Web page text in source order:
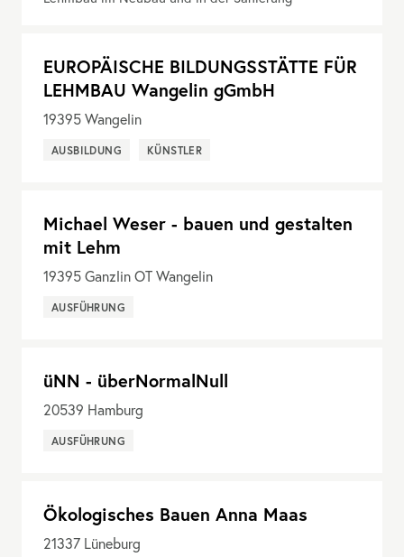
EUROPÄISCHE BILDUNGSSTÄTTE FÜR
LEHMBAU Wangelin gGmbH
19395Wangelin
AUSBILDUNG KÜNSTLER
Michael Weser - bauen und gestalten
mit Lehm
19395Ganzlin OT Wangelin
AUSFÜHRUNG
üNN - überNormalNull
20539 Hamburg
AUSFÜHRUNG
Ökologisches Bauen Anna Maas
21337 Lüneburg